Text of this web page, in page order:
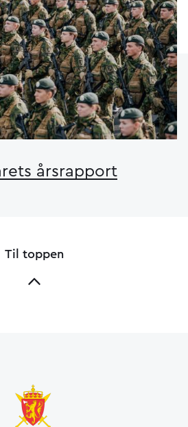
årsrapport
Til toppen